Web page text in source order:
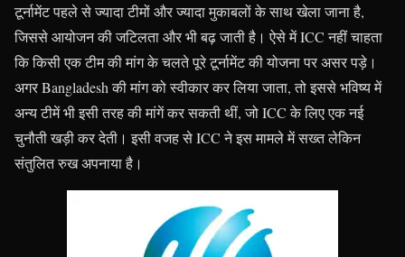
टूर्नामेंट पहले से ज्यादा टीमों और ज्यादा मुकाबलों के साथ खेला जाना है,
जिससे आयोजन की जटिलता और भी बढ़ जाती है। ऐसे में ICC नहीं चाहता
कि किसी एक टीम की मांग के चलते पूरे टूर्नामेंट की योजना पर असर पड़े।
अगर Bangladesh की मांग को स्वीकार कर लिया जाता, तो इससे भविष्य में
अन्य टीमें भी इसी तरह की मांगें कर सकती थीं, जो ICC के लिए एक नई
चुनौती खड़ी कर देती। इसी वजह से ICC ने इस मामले में सख्त लेकिन
संतुलित रुख अपनाया है।